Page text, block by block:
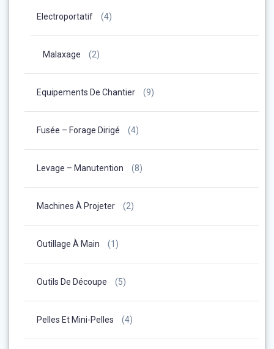
Electroportatif (4)
Malaxage (2)
Equipements De Chantier (9)
Fusée – Forage Dirigé (4)
Levage – Manutention (8)
Machines À Projeter (2)
Outillage À Main (1)
Outils De Découpe (5)
Pelles Et Mini-Pelles (4)